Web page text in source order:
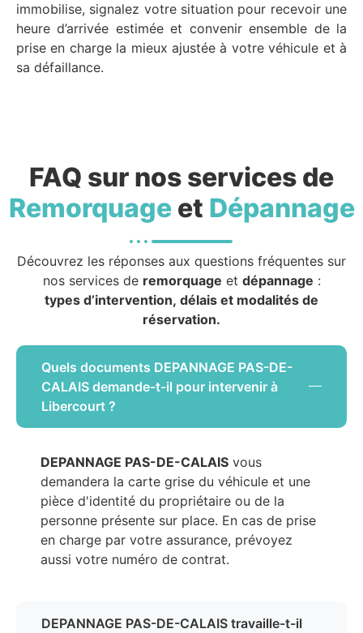
immobilise, signalez votre situation pour recevoir une
heure d’arrivée estimée et convenir ensemble de la
prise en charge la mieux ajustée à votre véhicule et à
sa défaillance.
FAQ sur nos services de
Remorquageet Dépannage
Découvrez les réponses aux questions fréquentes sur
nos services de remorquage et dépannage :
types d’intervention, délais et modalités de
réservation.
Quels documents DEPANNAGE PAS-DE-
CALAIS demande-t-il pour intervenir à
Libercourt ?
DEPANNAGE PAS-DE-CALAIS vous
demandera la carte grise du véhicule et une
pièce d'identité du propriétaire ou de la
personne présente sur place. En cas de prise
en charge par votre assurance, prévoyez
aussi votre numéro de contrat.
DEPANNAGE PAS-DE-CALAIS travaille-t-il